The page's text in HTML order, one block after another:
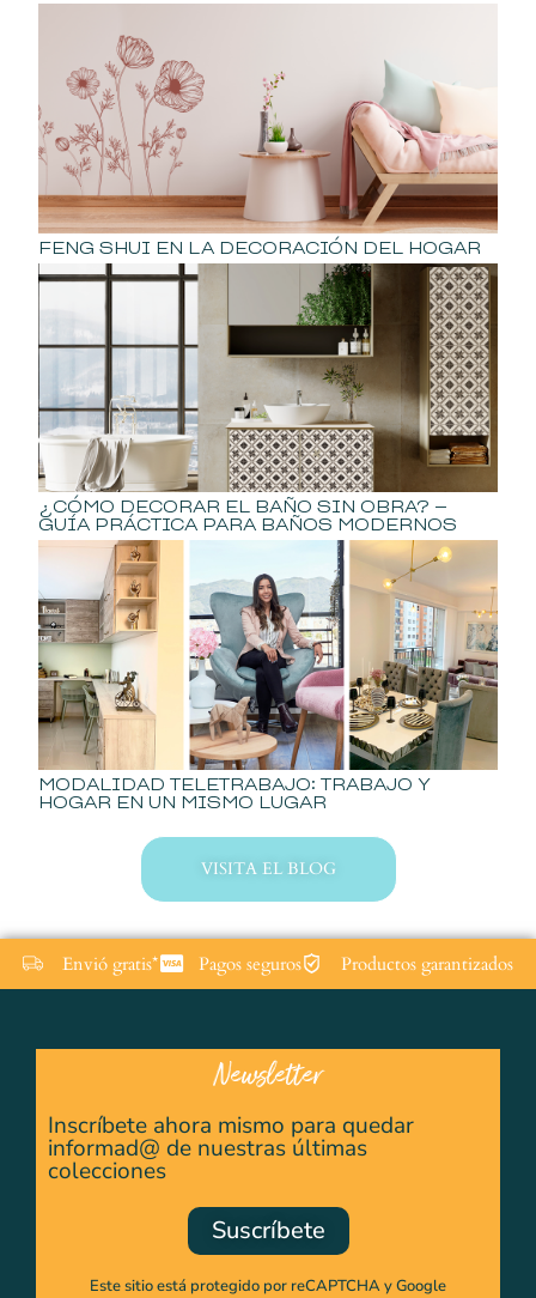
FENG SHUI EN LA DECORACIÓN DEL HOGAR
¿CÓMO DECORAR EL BAÑO SIN OBRA? –
GUÍA PRÁCTICA PARA BAÑOS MODERNOS
MODALIDAD TELETRABAJO: TRABAJO Y
HOGAR EN UN MISMO LUGAR
VISITA EL BLOG
Envió gratis* Pagos seguros Productos garantizados
Newsletter
Inscríbete ahora mismo para quedar
informad@ de nuestras últimas
colecciones
Suscríbete
Este sitio está protegido por reCAPTCHA y Google